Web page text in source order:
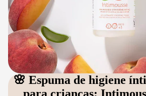
🌸 Espuma de higiene